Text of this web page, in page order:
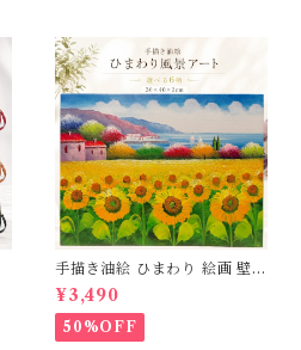
おしゃれ 薄型 大きめ ギフト
プレゼント 父の日 3Qee 266
705_ee
手描き油絵 ひまわり 絵画 壁掛
け インテリア 玄関 肉筆 風景
画 アートパネル モダン 【木枠
張り 40×30cm 送料無料】北
欧 おしゃれ アートフレーム 壁
¥3,490
50%OFF